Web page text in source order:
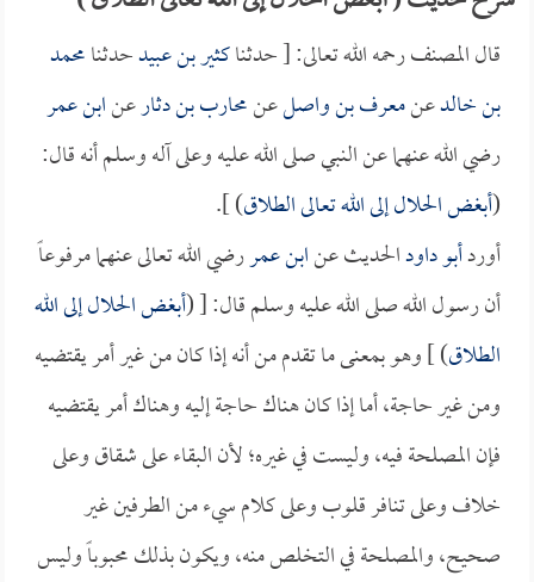
قال المصنف رحمه الله تعالى: [ حدثناكثير بن عبيدحدثنامحمد
بن خالدعنمعرف بن واصلعنمحارب بن دثارعنابن عمر
رضي الله عنهما عن النبي صلى الله عليه وعلى آله وسلم أنه قال:
(أبغض الحلال إلى الله تعالى الطلاق) ].
أوردأبو داودالحديث عنابن عمررضي الله تعالى عنهما مرفوعاً
أن رسول الله صلى الله عليه وسلم قال: [ (أبغض الحلال إلى الله
الطلاق) ] وهو بمعنى ما تقدم من أنه إذا كان من غير أمر يقتضيه
ومن غير حاجة، أما إذا كان هناك حاجة إليه وهناك أمر يقتضيه
فإن المصلحة فيه، وليست في غيره؛ لأن البقاء على شقاق وعلى
خلاف وعلى تنافر قلوب وعلى كلام سيء من الطرفين غير
صحيح، والمصلحة في التخلص منه، ويكون بذلك محبوباً وليس